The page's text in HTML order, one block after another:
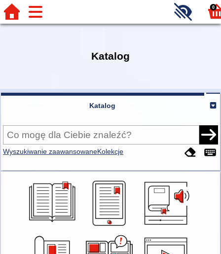
0
Katalog
Katalog
Wyszukiwanie zaawansowaneKolekcje